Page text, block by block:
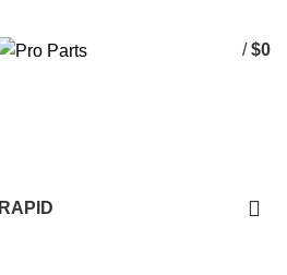
/ $0
RAPID